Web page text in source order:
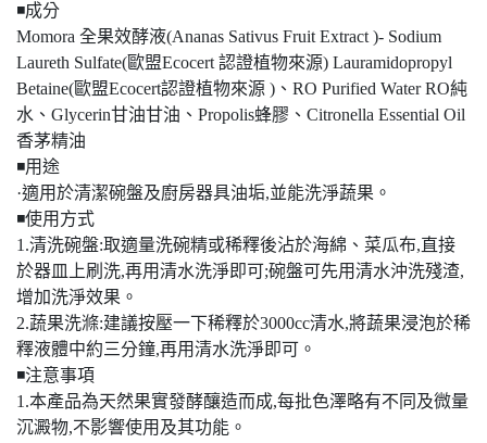
◾️成分
Momora 全果效酵液(Ananas Sativus Fruit Extract )- Sodium
Laureth Sulfate(歐盟Ecocert 認證植物來源) Lauramidopropyl
Betaine(歐盟Ecocert認證植物來源 )、RO Purified Water RO純
水、Glycerin甘油甘油、Propolis蜂膠、Citronella Essential Oil
香茅精油
◾️用途
·適用於清潔碗盤及廚房器具油垢,並能洗淨蔬果。
◾️使用方式
1.清洗碗盤:取適量洗碗精或稀釋後沾於海綿、菜瓜布,直接
於器皿上刷洗,再用清水洗淨即可;碗盤可先用清水沖洗殘渣,
增加洗淨效果。
2.蔬果洗滌:建議按壓一下稀釋於3000cc清水,將蔬果浸泡於稀
釋液體中約三分鐘,再用清水洗淨即可。
◾️注意事項
1.本產品為天然果實發酵釀造而成,每批色澤略有不同及微量
沉澱物,不影響使用及其功能。